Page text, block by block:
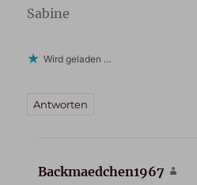
Sabine
Wird geladen …
Antworten
Backmaedchen1967